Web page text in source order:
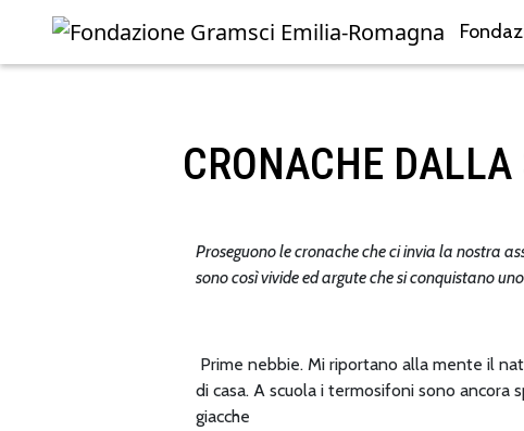
CRONACHE
Proseguono le cronache che ci invia la nostra
sono così vivide ed argute che si conquistano
Prime nebbie. Mi riportano alla mente il
di casa. A scuola i termosifoni sono
giacche